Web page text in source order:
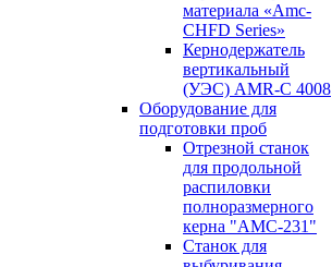
материала «Amc-
CHFD Series»
Кернодержатель
вертикальный
(УЭС) AMR-C 4008
Оборудование для
подготовки проб
Отрезной станок
для продольной
распиловки
полноразмерного
керна "AMC-231"
Станок для